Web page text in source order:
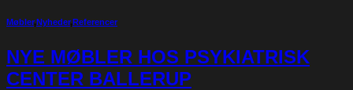
Møbler,Nyheder,Referencer
NYE MØBLER HOS PSYKIATRISK
CENTER BALLERUP